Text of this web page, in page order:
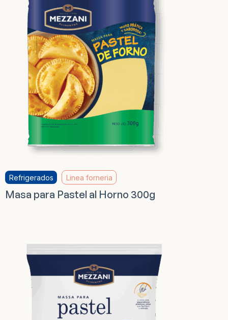
Refrigerados Linea forneria
Masa para Pastel al Horno 300g